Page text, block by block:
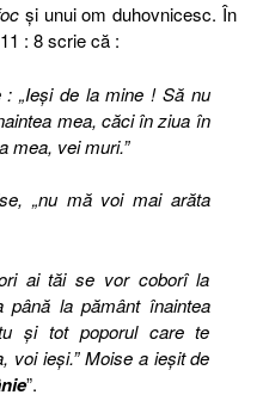
și unui om duhovnicesc. În
: 8 scrie că :
„Ieşi de la mine ! Să nu
mea, căci în ziua în
mea, vei muri.”
„nu mă voi mai arăta
ai tăi se vor coborî la
la pământ înaintea
şi tot poporul care te
voi ieşi.” Moise a ieşit de
”.